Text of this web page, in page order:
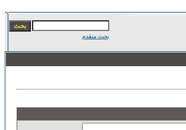
بحث متقدم